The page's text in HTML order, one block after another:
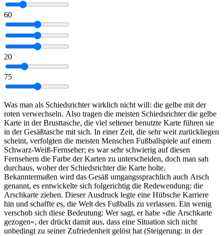
60
20
75
Was man als Schiedsrichter wirklich nicht will: die gelbe mit der
roten verwechseln. Also tragen die meisten Schiedsrichter die gelbe
Karte in der Brusttasche, die viel seltener benutzte Karte führen sie
in der Gesäßtasche mit sich. In einer Zeit, die sehr weit zurückliegen
scheint, verfolgten die meisten Menschen Fußballspiele auf einem
Schwarz-Weiß-Fernseher; es war sehr schwierig auf diesen
Fernsehern die Farbe der Karten zu unterscheiden, doch man sah
durchaus, woher der Schiedsrichter die Karte holte.
Bekanntermaßen wird das Gesäß umgangssprachlich auch Arsch
genannt, es entwickelte sich folgerichtig die Redewendung: die
Arschkarte ziehen. Dieser Ausdruck legte eine Hübsche Karriere
hin und schaffte es, die Welt des Fußballs zu verlassen. Ein wenig
verschob sich diese Bedeutung: Wer sagt, er habe »die Arschkarte
gezogen«, der drückt damit aus, dass eine Situation sich nicht
unbedingt zu seiner Zufriedenheit gelöst hat (Steigerung: in der